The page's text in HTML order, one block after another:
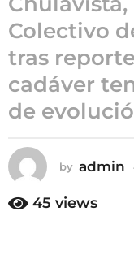
o
4
m
e
e
a
g
o
Colectivo
tras
cadáver
de
by admin
45 views